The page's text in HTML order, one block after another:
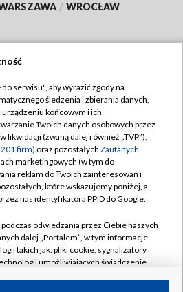
/ WROCŁAW
TVP
TVP
prywatności
Moje zgody
Pomoc
Kontakt
Kanały
serwisu", aby wyrazić zgody na
śledzenia i zbierania danych,
końcowym i ich
Twoich danych osobowych przez
likwidacji (zwaną dalej również „TVP”),
firm) oraz pozostałych Zaufanych
marketingowych (w tym do
reklam do Twoich zainteresowań i
które wskazujemy poniżej, a
nas identyfikatora PPID do Google.
odwiedzania przez Ciebie naszych
dalej „Portalem”, w tym informacje
takich jak: pliki cookie, sygnalizatory
umożliwiających świadczenie